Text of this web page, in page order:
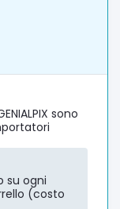
sono
su ogni
(costo